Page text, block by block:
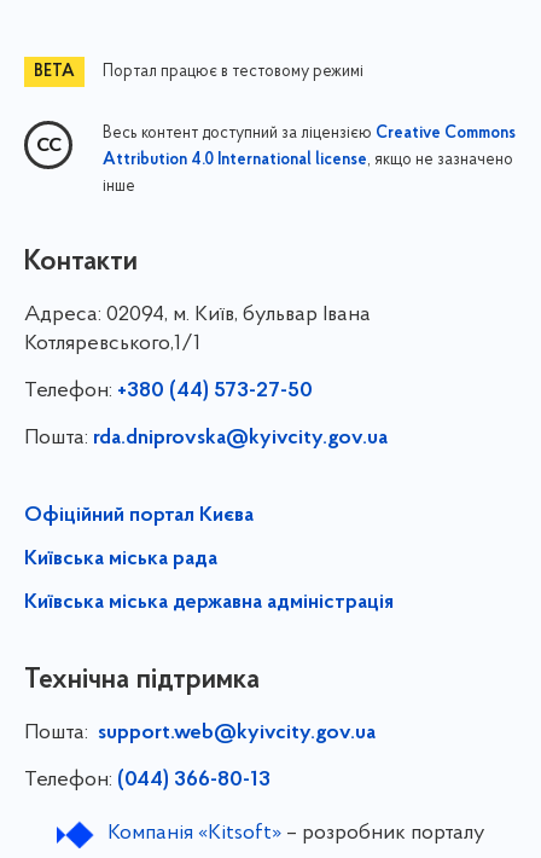
Портал працює в тестовому режимі
Весь контент доступний за ліцензією Creative Commons
Attribution 4.0 International license, якщо не зазначено
інше
Контакти
Адреса: 02094, м. Київ, бульвар Івана
Котляревського,1/1
Телефон: +380 (44) 573-27-50
Пошта: rda.dniprovska@kyivcity.gov.ua
Офіційний портал Києва
Київська міська рада
Київська міська державна адміністрація
Технічна підтримка
Пошта: support.web@kyivcity.gov.ua
Телефон: (044) 366-80-13
Компанія «Kitsoft»– розробник порталу